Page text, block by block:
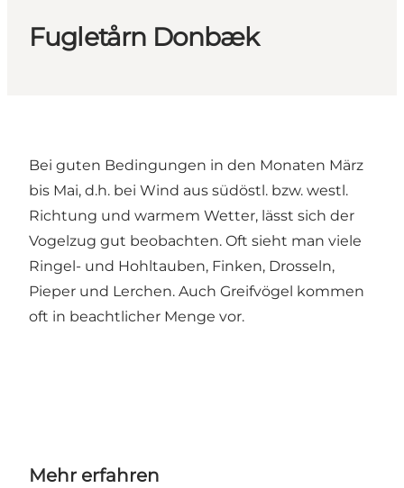
Fugletårn Donbæk
Bei guten Bedingungen in den Monaten März
bis Mai, d.h. bei Wind aus südöstl. bzw. westl.
Richtung und warmem Wetter, lässt sich der
Vogelzug gut beobachten. Oft sieht man viele
Ringel- und Hohltauben, Finken, Drosseln,
Pieper und Lerchen. Auch Greifvögel kommen
oft in beachtlicher Menge vor.
Mehr erfahren